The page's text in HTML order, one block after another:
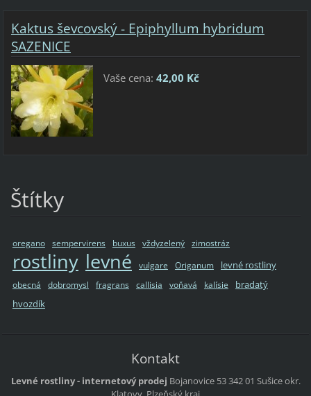
Kaktus ševcovský - Epiphyllum hybridum
SAZENICE
Vaše cena: 42,00 Kč
Štítky
oregano sempervirens buxus vždyzelený zimostráz
rostliny levné vulgare Origanum levné rostliny
obecná dobromysl fragrans callisia voňavá kalísie
bradatý
hvozdík
Kontakt
Levné rostliny - internetový prodej Bojanovice 53342 01 Sušiceokr.